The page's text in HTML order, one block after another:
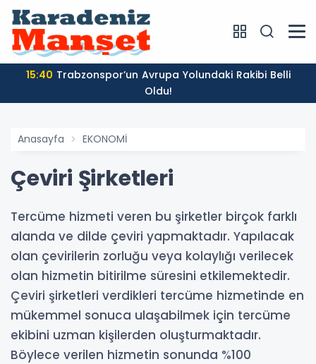
15:40
Oldu!
Anasayfa EKONOMİ
Çeviri Şirketleri
Tercüme hizmeti veren bu şirketler birçok farklı
alanda ve dilde çeviri yapmaktadır. Yapılacak
olan çevirilerin zorluğu veya kolaylığı verilecek
olan hizmetin bitirilme süresini etkilemektedir.
Çeviri şirketleri verdikleri tercüme hizmetinde en
mükemmel sonuca ulaşabilmek için tercüme
ekibini uzman kişilerden oluşturmaktadır.
Böylece verilen hizmetin sonunda %100